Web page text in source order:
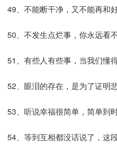
49、不能断干净，又不能再和
50、不发生点烂事，你永远看
51、有些人有些事，当我们懂
52、眼泪的存在，是为了证明
53、听说幸福很简单，简单到
54、等到互相都没话说了，这